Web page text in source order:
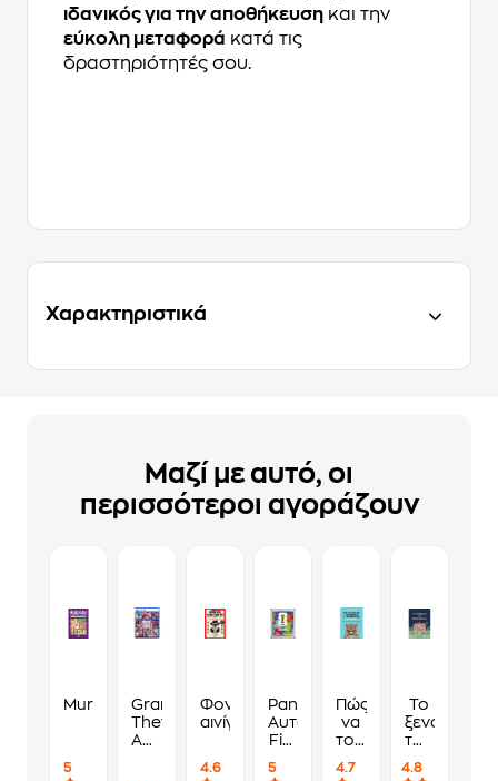
ιδανικός για την αποθήκευση και την
εύκολη μεταφορά κατά τις
δραστηριότητές σου.
Χαρακτηριστικά
Μαζί με αυτό, οι
περισσότεροι αγοράζουν
Murdoku
5
Grand
Theft
Auto
Standard
Φονικά
αινίγματα
4.6
Panini
Αυτοκόλλητα
Fifa
Cup
5
Πώς
να
τους
να
4.7
Το
ξενοδοχείο
των
4.8